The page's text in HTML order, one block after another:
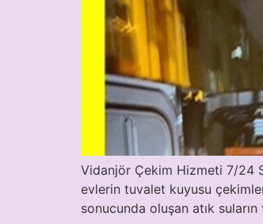
Vidanjör Çekim Hizmeti 7/24
evlerin tuvalet kuyusu
sonucunda oluşan atık